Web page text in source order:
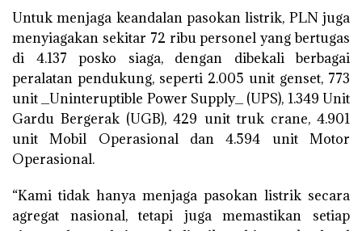
Untuk menjaga keandalan pasokan listrik, PLN juga
menyiagakan sekitar 72 ribu personel yang bertugas
di 4.137 posko siaga, dengan dibekali berbagai
peralatan pendukung, seperti 2.005 unit genset, 773
unit _Uninteruptible Power Supply_ (UPS), 1.349 Unit
Gardu Bergerak (UGB), 429 unit truk crane, 4.901
unit Mobil Operasional dan 4.594 unit Motor
Operasional.
“Kami tidak hanya menjaga pasokan listrik secara
agregat nasional, tetapi juga memastikan setiap